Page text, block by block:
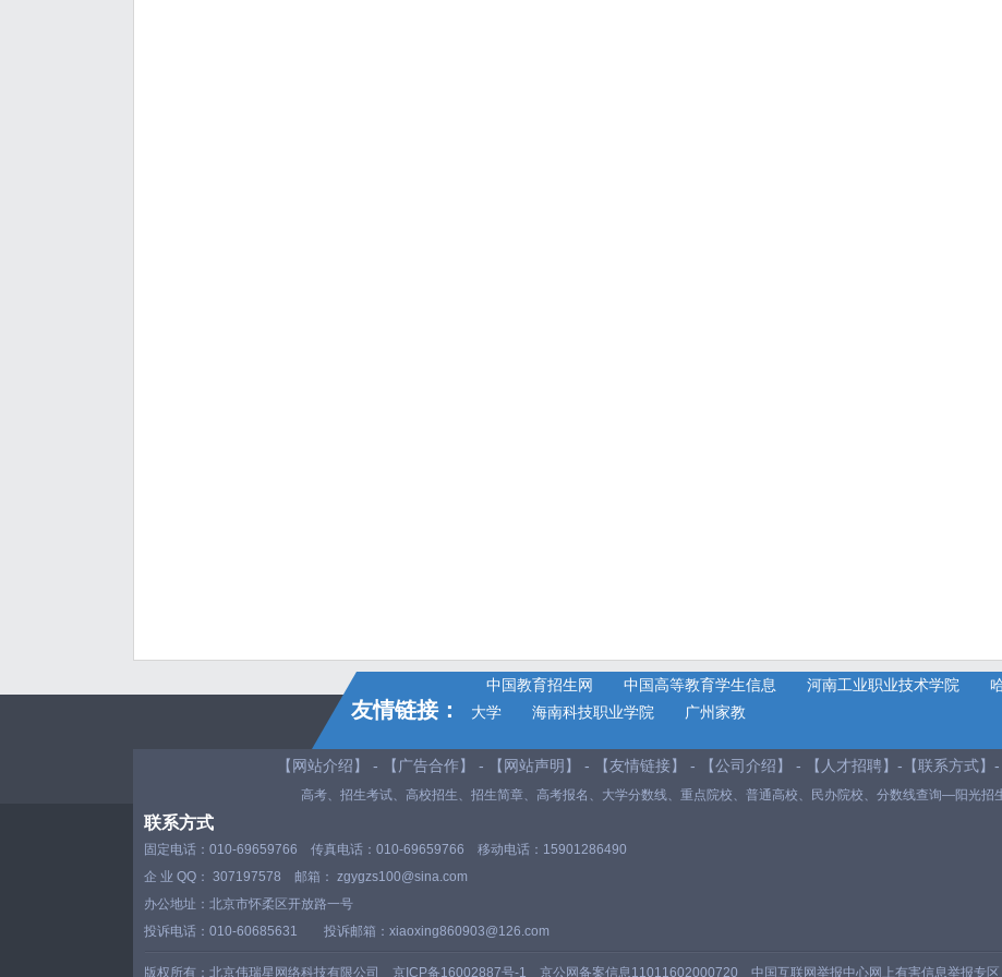
友情链接：
中国教育招生网 中国高等教育学生信息 河南工业职业技术学院
大学
海南科技职业学院 广州家教
【 网站介绍】 - 【 广告合作】 - 【 网站声明 】 - 【友情链接】 - 【公司介绍】 - 【 人才招聘】-【联系方式】
高考、招生考试、 高校招生、 招生简章、 高考报名 、 大学分数线、重点院校、普通高校、民办院校、分数线查询—阳光招
联系方式
固定电话：010-69659766 传真电话：010-69659766 移动电话：15901286490
企 业 QQ： 307197578 邮箱： zgygzs100@sina.com
办公地址：北京市怀柔区开放路一号
投诉电话：010-60685631 投诉邮箱：xiaoxing860903@126.com
版权所有：北京伟瑞星网络科技有限公司 京ICP备16002887号-1 京公网备案信息11011602000720 中国互联网举报中心网上有害信息举报专区